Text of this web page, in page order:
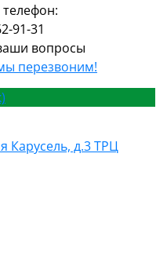
91-31
вопросы
перезвоним!
Карусель, д.3 ТРЦ